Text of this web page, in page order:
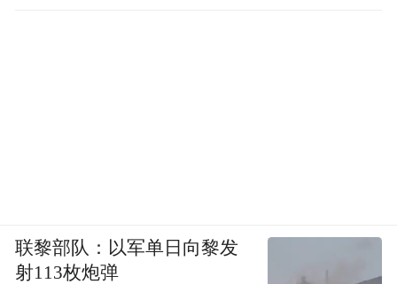
联黎部队：以军单日向黎发
射113枚炮弹